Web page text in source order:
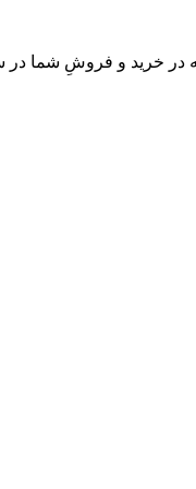
خرید و فروشِ شما در